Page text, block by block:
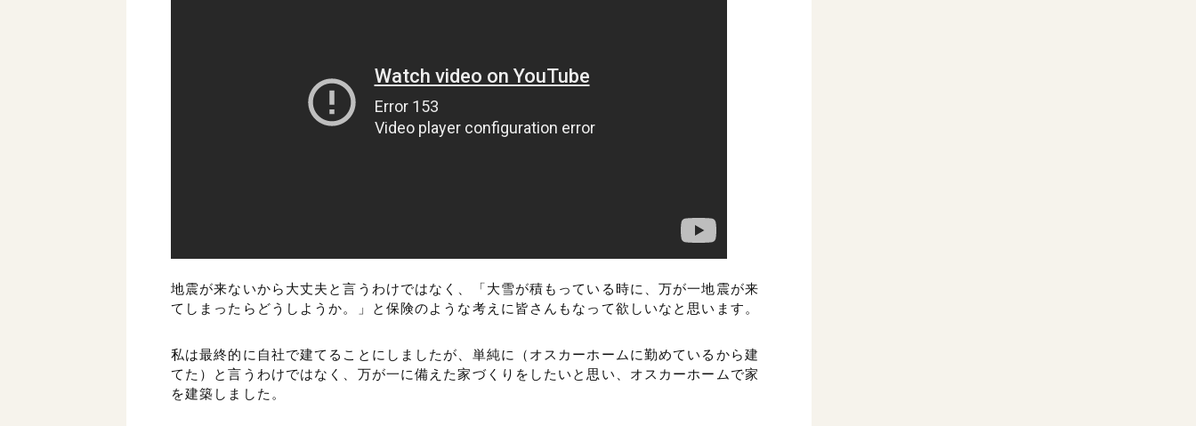
地震が来ないから大丈夫と言うわけではなく、「大雪が積もっている時に、万が一地震が来
てしまったらどうしようか。」と保険のような考えに皆さんもなって欲しいなと思います。
私は最終的に自社で建てることにしましたが、単純に（オスカーホームに勤めているから建
てた）と言うわけではなく、万が一に備えた家づくりをしたいと思い、オスカーホームで家
を建築しました。